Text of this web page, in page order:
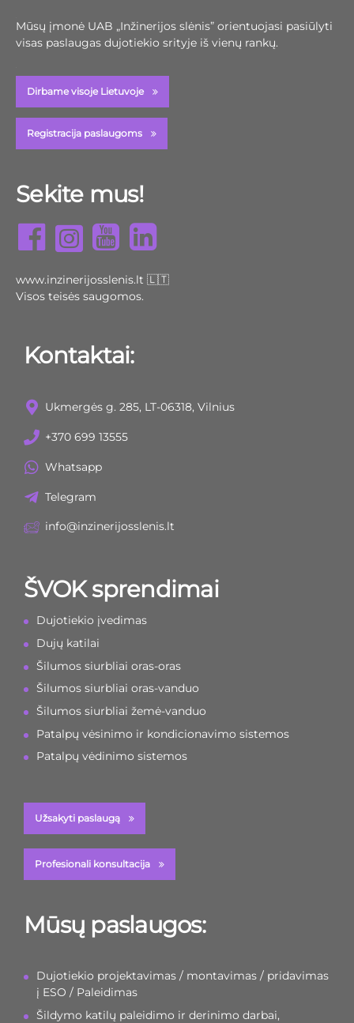
Mūsų įmonė UAB „Inžinerijos slėnis” orientuojasi pasiūlyti
visas paslaugas dujotiekio srityje iš vienų rankų.
Dirbame visoje Lietuvoje
Registracija paslaugoms
Sekite mus!
www.inzinerijosslenis.lt 🇱🇹
Visos teisės saugomos.
Kontaktai:
Ukmergės g. 285, LT-06318, Vilnius
+370 699 13555
Whatsapp
Telegram
info@inzinerijosslenis.lt
ŠVOK sprendimai
Dujotiekio įvedimas
Dujų katilai
Šilumos siurbliai oras-oras
Šilumos siurbliai oras-vanduo
Šilumos siurbliai žemė-vanduo
Patalpų vėsinimo ir kondicionavimo sistemos
Patalpų vėdinimo sistemos
Užsakyti paslaugą
Profesionali konsultacija
Mūsų paslaugos:
Dujotiekio projektavimas / montavimas / pridavimas
į ESO / Paleidimas
Šildymo katilų paleidimo ir derinimo darbai,